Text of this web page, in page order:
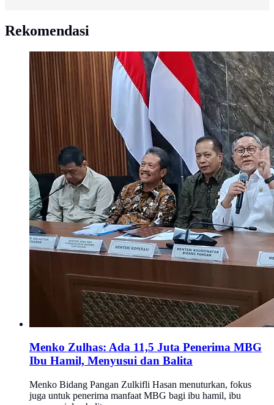
Rekomendasi
Menko Zulhas: Ada 11,5 Juta Penerima MBG
Ibu Hamil, Menyusui dan Balita
Menko Bidang Pangan Zulkifli Hasan menuturkan, fokus
juga untuk penerima manfaat MBG bagi ibu hamil, ibu